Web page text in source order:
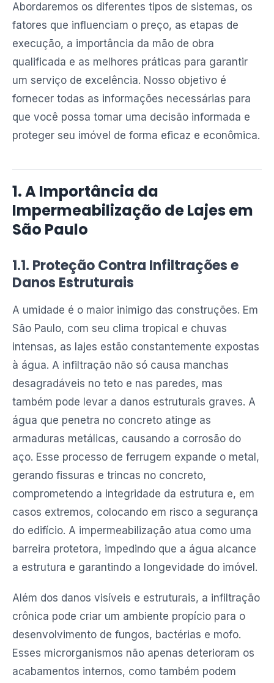
Abordaremos os diferentes tipos de sistemas, os
fatores que influenciam o preço, as etapas de
execução, a importância da mão de obra
qualificada e as melhores práticas para garantir
um serviço de excelência. Nosso objetivo é
fornecer todas as informações necessárias para
que você possa tomar uma decisão informada e
proteger seu imóvel de forma eficaz e econômica.
1. A Importância da
Impermeabilização de Lajes em
São Paulo
1.1. Proteção Contra Infiltrações e
Danos Estruturais
A umidade é o maior inimigo das construções. Em
São Paulo, com seu clima tropical e chuvas
intensas, as lajes estão constantemente expostas
à água. A infiltração não só causa manchas
desagradáveis no teto e nas paredes, mas
também pode levar a danos estruturais graves. A
água que penetra no concreto atinge as
armaduras metálicas, causando a corrosão do
aço. Esse processo de ferrugem expande o metal,
gerando fissuras e trincas no concreto,
comprometendo a integridade da estrutura e, em
casos extremos, colocando em risco a segurança
do edifício. A impermeabilização atua como uma
barreira protetora, impedindo que a água alcance
a estrutura e garantindo a longevidade do imóvel.
Além dos danos visíveis e estruturais, a infiltração
crônica pode criar um ambiente propício para o
desenvolvimento de fungos, bactérias e mofo.
Esses microrganismos não apenas deterioram os
acabamentos internos, como também podem